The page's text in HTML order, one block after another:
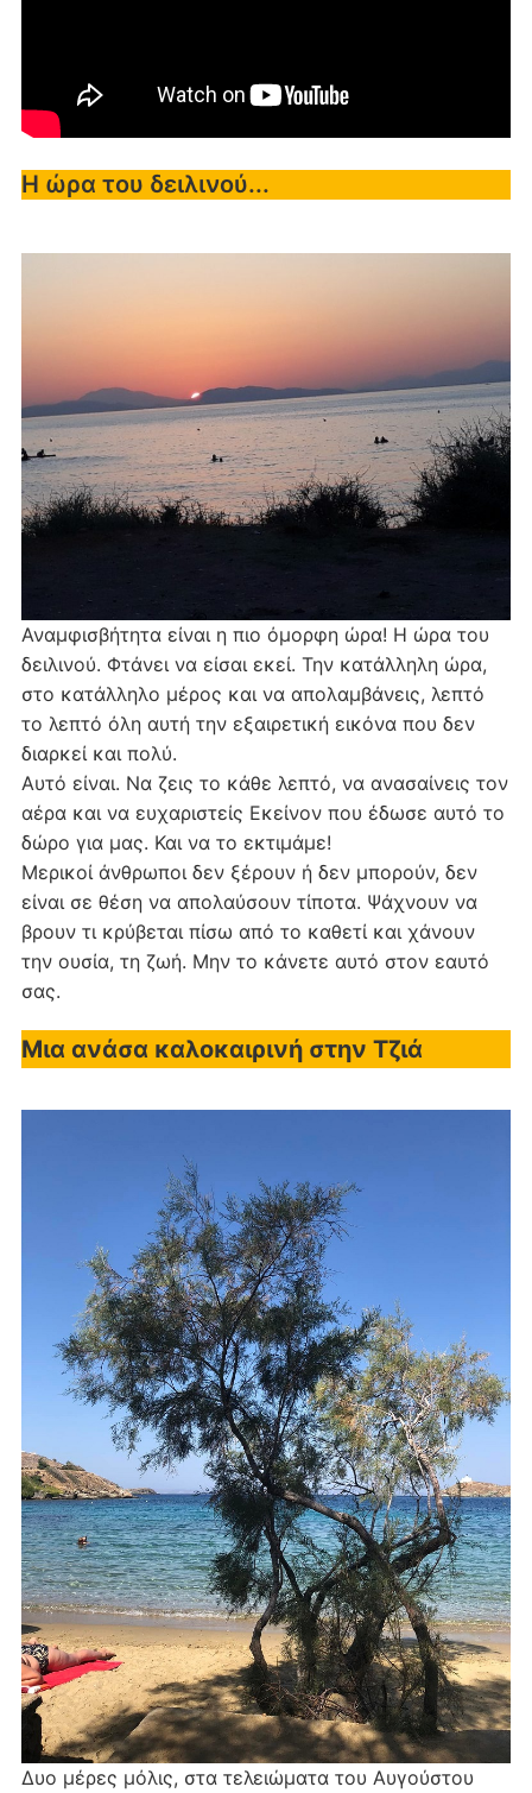
Η ώρα του δειλινού...
Αναμφισβήτητα είναι η πιο όμορφη ώρα! Η ώρα του
δειλινού. Φτάνει να είσαι εκεί. Την κατάλληλη ώρα,
στο κατάλληλο μέρος και να απολαμβάνεις, λεπτό
το λεπτό όλη αυτή την εξαιρετική εικόνα που δεν
διαρκεί και πολύ.
Αυτό είναι. Να ζεις το κάθε λεπτό, να ανασαίνεις τον
αέρα και να ευχαριστείς Εκείνον που έδωσε αυτό το
δώρο για μας. Και να το εκτιμάμε!
Μερικοί άνθρωποι δεν ξέρουν ή δεν μπορούν, δεν
είναι σε θέση να απολαύσουν τίποτα. Ψάχνουν να
βρουν τι κρύβεται πίσω από το καθετί και χάνουν
την ουσία, τη ζωή. Μην το κάνετε αυτό στον εαυτό
σας.
Μια ανάσα καλοκαιρινή στην Τζιά
Δυο μέρες μόλις, στα τελειώματα του Αυγούστου